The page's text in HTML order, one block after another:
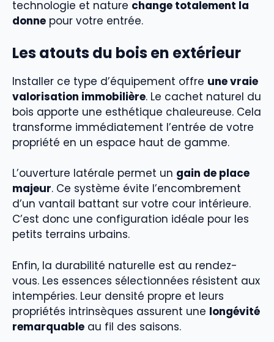
technologie et nature change totalement la
donne pour votre entrée.
Les atouts du bois en extérieur
Installer ce type d’équipement offre une vraie
valorisation immobilière. Le cachet naturel du
bois apporte une esthétique chaleureuse. Cela
transforme immédiatement l’entrée de votre
propriété en un espace haut de gamme.
L’ouverture latérale permet un gain de place
majeur. Ce système évite l’encombrement
d’un vantail battant sur votre cour intérieure.
C’est donc une configuration idéale pour les
petits terrains urbains.
Enfin, la durabilité naturelle est au rendez-
vous. Les essences sélectionnées résistent aux
intempéries. Leur densité propre et leurs
propriétés intrinsèques assurent une longévité
remarquable au fil des saisons.